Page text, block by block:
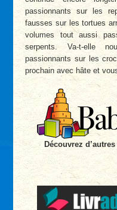
passionnants sur les
fausses sur les tortues
volumes tout aussi
serpents. Va-t-elle
passionnants sur les
prochain avec hâte et
Découvrez